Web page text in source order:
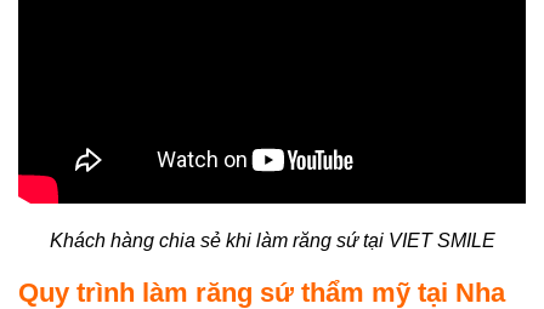
Khách hàng chia sẻ khi làm răng sứ tại VIET SMILE
Quy trình làm răng sứ thẩm mỹ tại Nha